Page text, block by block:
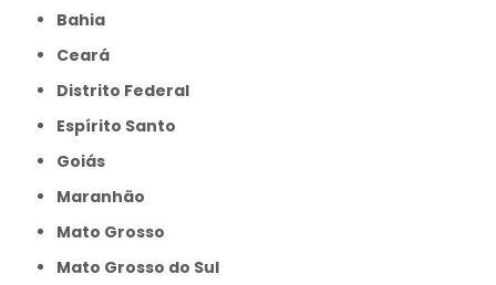
Bahia
Ceará
Distrito Federal
Espírito Santo
Goiás
Maranhão
Mato Grosso
Mato Grosso do Sul